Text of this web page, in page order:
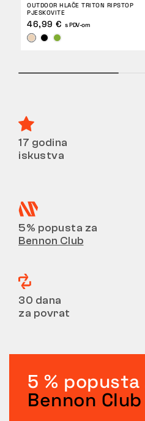
OUTDOOR HLAČE TRITON RIPSTOP
PJESKOVITE
46,99 € s PDV-om
17 godina
iskustva
5% popusta za
Bennon Club
30 dana
za povrat
5 % popusta
Bennon Club